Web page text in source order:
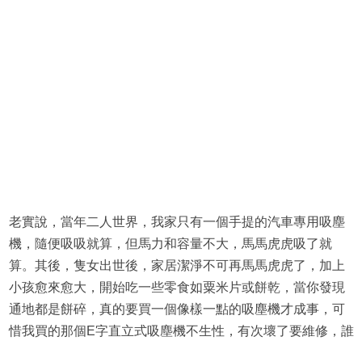
老實說，當年二人世界，我家只有一個手提的汽車專用吸塵
機，隨便吸吸就算，但馬力和容量不大，馬馬虎虎吸了就
算。其後，隻女出世後，家居潔淨不可再馬馬虎虎了，加上
小孩愈來愈大，開始吃一些零食如粟米片或餅乾，當你發現
通地都是餅碎，真的要買一個像樣一點的吸塵機才成事，可
惜我買的那個E字直立式吸塵機不生性，有次壞了要維修，誰